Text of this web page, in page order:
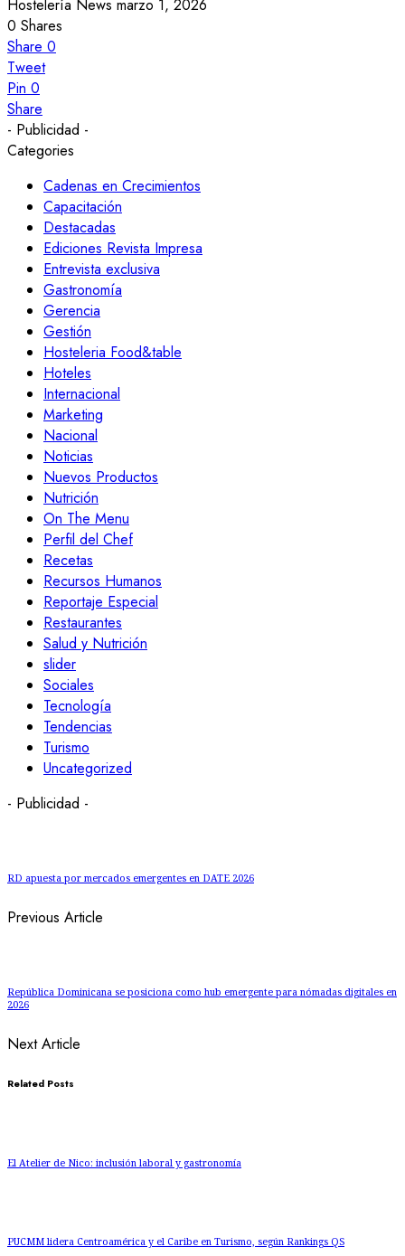
Hostelería News marzo 1, 2026
0 Shares
Share 0
Tweet
Pin 0
Share
- Publicidad -
Categories
Cadenas en Crecimientos
Capacitación
Destacadas
Ediciones Revista Impresa
Entrevista exclusiva
Gastronomía
Gerencia
Gestión
Hosteleria Food&table
Hoteles
Internacional
Marketing
Nacional
Noticias
Nuevos Productos
Nutrición
On The Menu
Perfil del Chef
Recetas
Recursos Humanos
Reportaje Especial
Restaurantes
Salud y Nutrición
slider
Sociales
Tecnología
Tendencias
Turismo
Uncategorized
- Publicidad -
RD apuesta por mercados emergentes en DATE 2026
Previous Article
República Dominicana se posiciona como hub emergente para nómadas digitales en
2026
Next Article
Related Posts
El Atelier de Nico: inclusión laboral y gastronomía
PUCMM lidera Centroamérica y el Caribe en Turismo, según Rankings QS